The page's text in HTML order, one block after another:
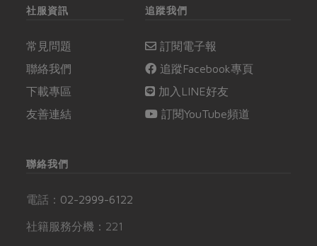
社服資訊
常見問題
聯絡我們
下載專區
友善連結
追蹤我們
訂閱電子報
追蹤Facebook專頁
加入LINE好友
訂閱YouTube頻道
聯絡我們
電話： 02-2999-6122
社籍服務分機：221